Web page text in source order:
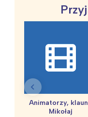
Animatorzy,
Mikołaj